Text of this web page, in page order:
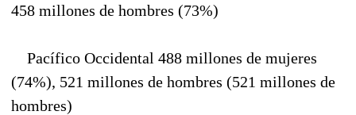
458 millones de hombres (73%)
Pacífico Occidental 488 millones de mujeres
(74%), 521 millones de hombres (521 millones de
hombres)